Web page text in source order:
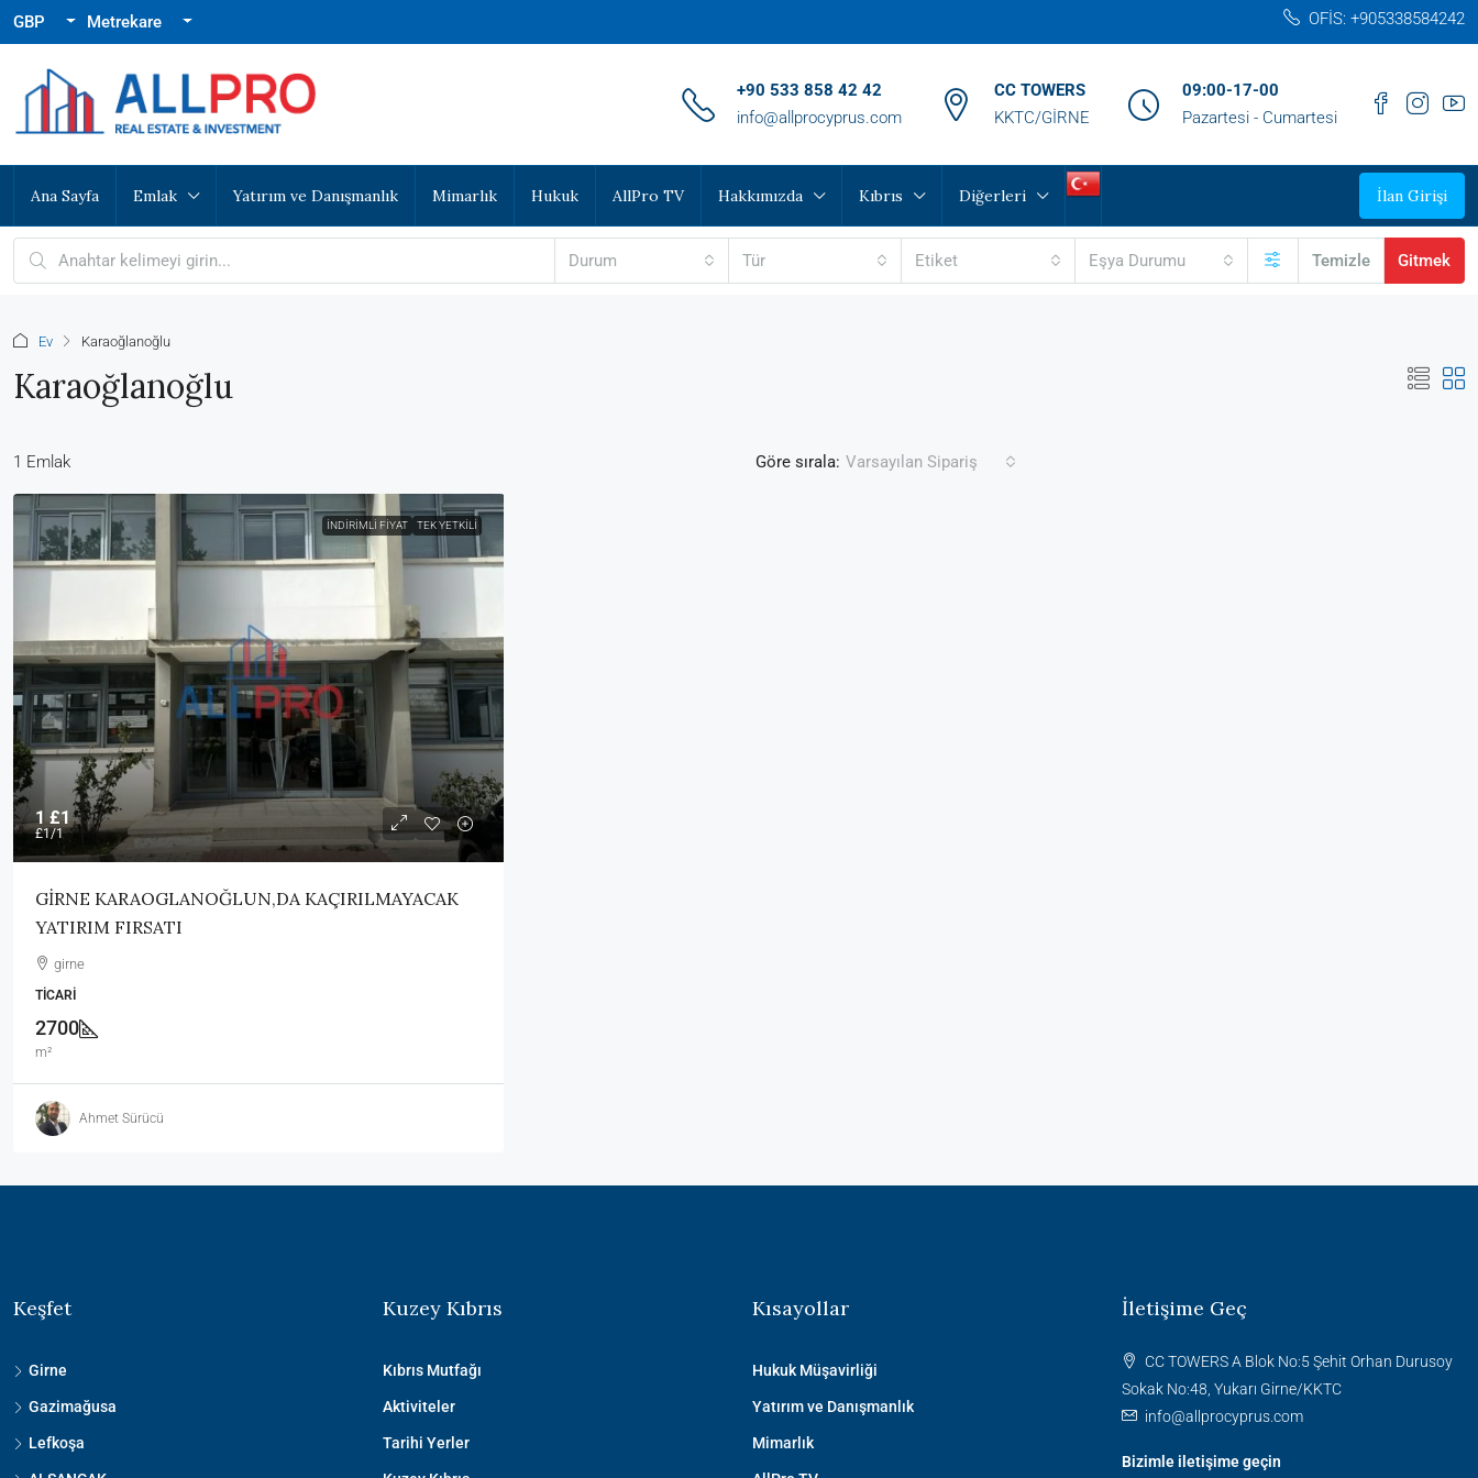
GBP Metrekare OFİS: +905338584242‬
‪+90 533 858 42 42‬
info@allprocyprus.com
CC TOWERS
KKTC/GİRNE
09:00-17-00
Pazartesi - Cumartesi
Ana Sayfa Emlak Yatırım ve Danışmanlık Mimarlık Hukuk AllPro TV Hakkımızda Kıbrıs Diğerleri İlan Girişi
Durum Tür Etiket Eşya Durumu Temizle Gitmek
Ev Karaoğlanoğlu
Karaoğlanoğlu
1 Emlak Göre sırala: Varsayılan Sipariş
İNDIRIMLI FIYAT TEK YETKILI
1£1
£1/1
GİRNE KARAOGLANOĞLUN,DA KAÇIRILMAYACAK
YATIRIM FIRSATI
girne
TICARI
2700
m²
Ahmet Sürücü
Keşfet
Girne
Gazimağusa
Lefkoşa
Kuzey Kıbrıs
Kıbrıs Mutfağı
Aktiviteler
Tarihi Yerler
Kısayollar
Hukuk Müşavirliği
Yatırım ve Danışmanlık
Mimarlık
İletişime Geç
CC TOWERS A Blok No:5 Şehit Orhan Durusoy
Sokak No:48, Yukarı Girne/KKTC
info@allprocyprus.com
Bizimle iletişime geçin